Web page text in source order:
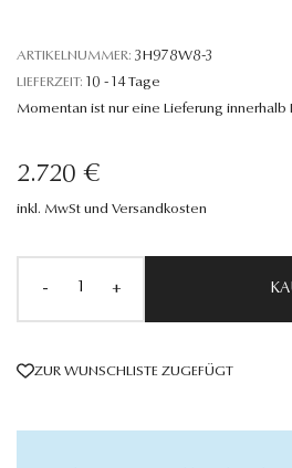
ARTIKELNUMMER: 3H978W8-3
LIEFERZEIT: 10 - 14 Tage
Momentan ist nur eine Lieferung
2.720 €
inkl. MwSt und Versandkosten
- +
ZUR WUNSCHLISTE ZUGEFÜGT